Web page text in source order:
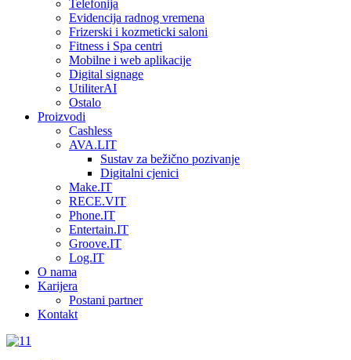
Telefonija
Evidencija radnog vremena
Frizerski i kozmeticki saloni
Fitness i Spa centri
Mobilne i web aplikacije
Digital signage
UtiliterAI
Ostalo
Proizvodi
Cashless
AVA.LIT
Sustav za bežično pozivanje
Digitalni cjenici
Make.IT
RECE.VIT
Phone.IT
Entertain.IT
Groove.IT
Log.IT
O nama
Karijera
Postani partner
Kontakt